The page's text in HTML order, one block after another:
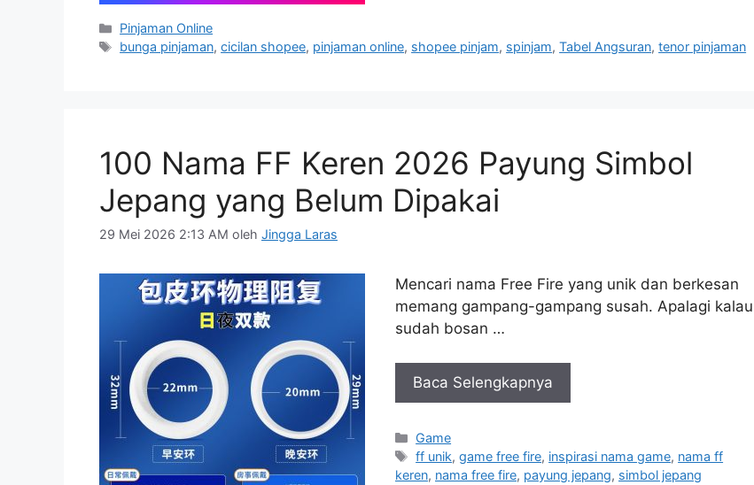
Kategori
Pinjaman Online
Tag
bunga pinjaman,cicilan shopee, pinjaman online, shopee pinjam, spinjam,Tabel Angsuran,tenor pinjaman
100 Nama FF Keren 2026 Payung Simbol
Jepang yang Belum Dipakai
29 Mei 2026 2:13 AM oleh Jingga Laras
Mencari nama Free Fire yang unik dan berkesan
memang gampang-gampang susah. Apalagi kalau
sudah bosan …
Baca Selengkapnya
Kategori
Game
Tag
ff unik,game free fire, inspirasi nama game, nama ff
keren, nama free fire, payung jepang, simbol jepang